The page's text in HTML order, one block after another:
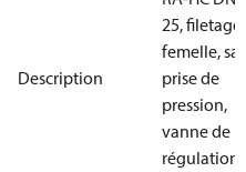
Description
25, filetage
femelle, sans
prise de
pression,
vanne de
régulation